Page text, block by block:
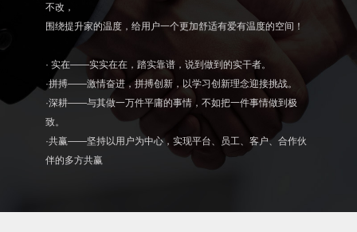
不改，
围绕提升家的温度，给用户一个更加舒适有爱有温度的空间！
· 实在——实实在在，踏实靠谱，说到做到的实干者。
·拼搏——激情奋进，拼搏创新，以学习创新理念迎接挑战。
·深耕——与其做一万件平庸的事情，不如把一件事情做到极
致。
·共赢——坚持以用户为中心，实现平台、员工、客户、合作伙
伴的多方共赢